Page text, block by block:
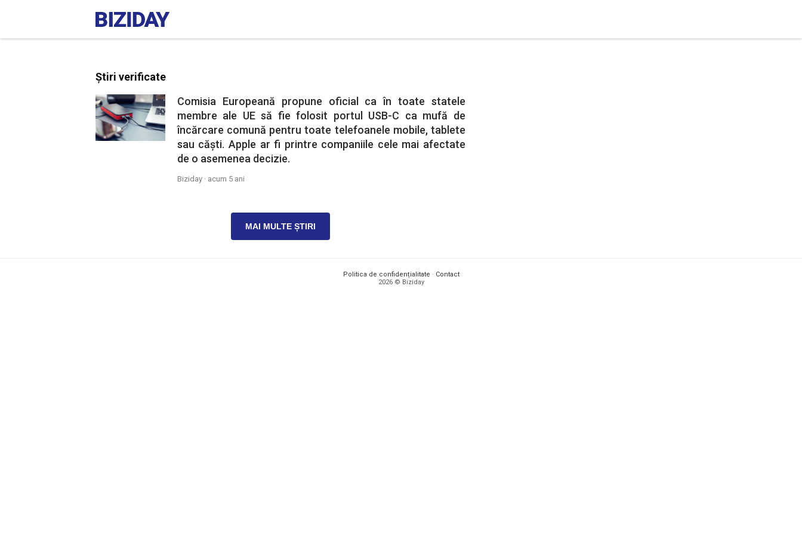
Știri verificate
Comisia Europeană propune oficial ca în toate statele
membre ale UE să fie folosit portul USB-C ca mufă de
încărcare comună pentru toate telefoanele mobile, tablete
sau căști. Apple ar fi printre companiile cele mai afectate
de o asemenea decizie.
Biziday · acum 5 ani
MAI MULTE ȘTIRI
Politica de confidențialitate · Contact
2026 © Biziday